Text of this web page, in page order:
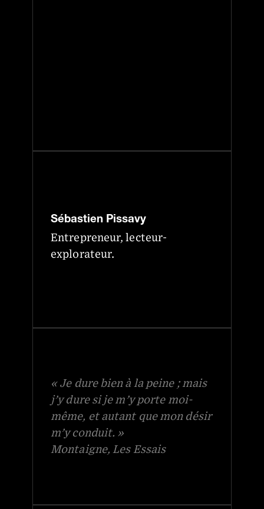
Sébastien Pissavy
Entrepreneur, lecteur-
explorateur.
« Je dure bien à la peine ; mais
j’y dure si je m’y porte moi-
même, et autant que mon désir
m’y conduit. »
Montaigne, Les Essais